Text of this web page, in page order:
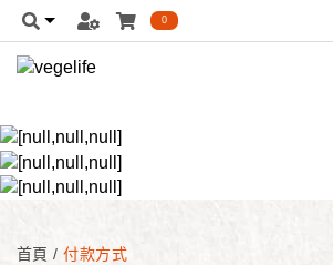
0
首頁/ 付款方式